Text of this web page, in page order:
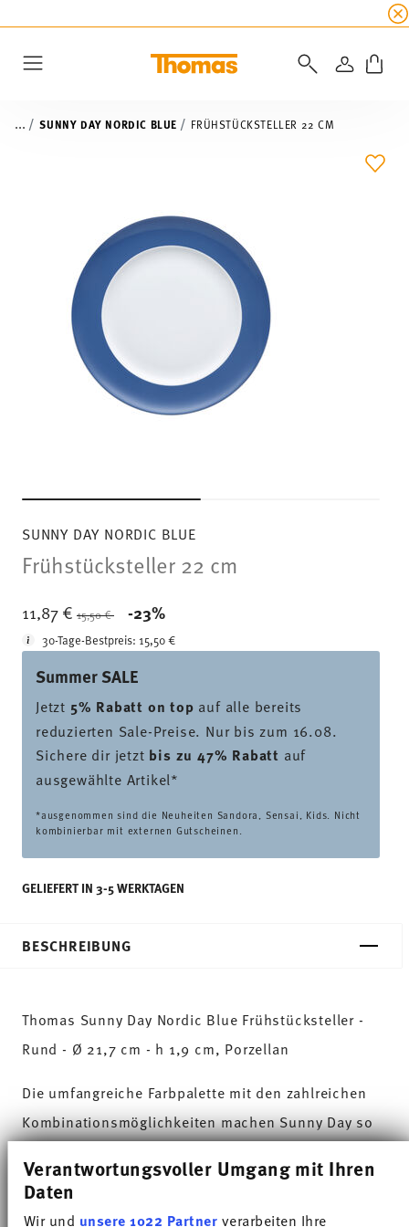
Verantwortungsvoller Umgang mit Ihren
Daten
Wir und unsere 1022 Partnerverarbeiten Ihre
Bis
... SUNNY DAY NORDIC BLUE FRÜHSTÜCKSTELLER 22 CM
SUNNY DAY NORDIC BLUE
Frühstücksteller 22 cm
11,87 € Price reduced from
15,50 € -23%
30-Tage-Bestpreis:15,50 €
Summer SALE
Jetzt 5% Rabatt on top auf alle bereits
reduzierten Sale-Preise. Nur bis zum 16.08.
Sichere dir jetzt bis zu 47% Rabatt auf
ausgewählte Artikel*
*ausgenommen sind die Neuheiten Sandora, Sensai, Kids. Nicht
kombinierbar mit externen Gutscheinen.
GELIEFERT IN 3-5 WERKTAGEN
ADD
BESCHREIBUNG
Thomas Sunny Day Nordic Blue Frühstücksteller -
Rund - Ø 21,7 cm - h 1,9 cm, Porzellan
Die umfangreiche Farbpalette mit den zahlreichen
Kombinationsmöglichkeiten machen Sunny Day so
verschiedensten Koch- und Küchenwelten. Auf